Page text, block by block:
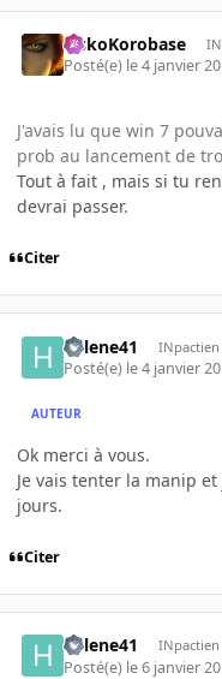
SiskoKorobase
Posté(e) le 4 janvier
J'avais lu que win 7
prob au lancement de
Tout à fait , mais si tu
devrai passer.
Citer
helene41 INpactien
Posté(e) le 4 janvier
AUTEUR
Ok merci à vous.
Je vais tenter la manip
jours.
Citer
helene41 INpactien
Posté(e) le 6 janvier